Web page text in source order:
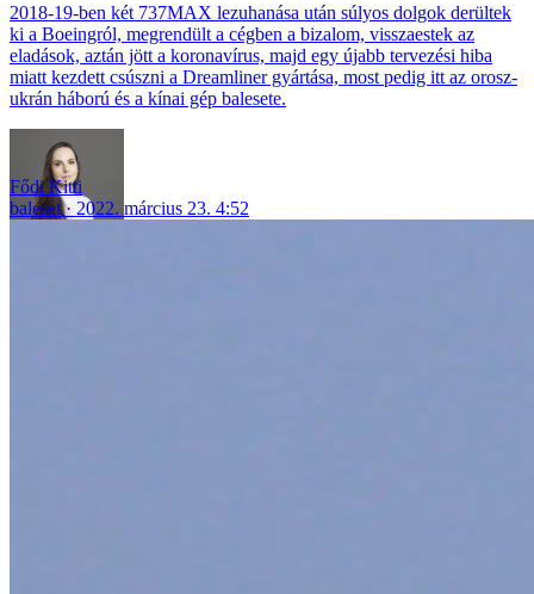
2018-19-ben két 737MAX lezuhanása után súlyos dolgok derültek
ki a Boeingról, megrendült a cégben a bizalom, visszaestek az
eladások, aztán jött a koronavírus, majd egy újabb tervezési hiba
miatt kezdett csúszni a Dreamliner gyártása, most pedig itt az orosz-
ukrán háború és a kínai gép balesete.
Fődi Kitti
baleset
2022. március 23. 4:52